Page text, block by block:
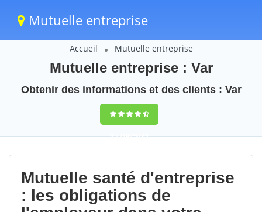
Mutuelle entreprise
Accueil Mutuelle entreprise
Mutuelle entreprise : Var
Obtenir des informations et des clients : Var
9,5(100%)29
votes
Mutuelle santé d'entreprise
: les obligations de